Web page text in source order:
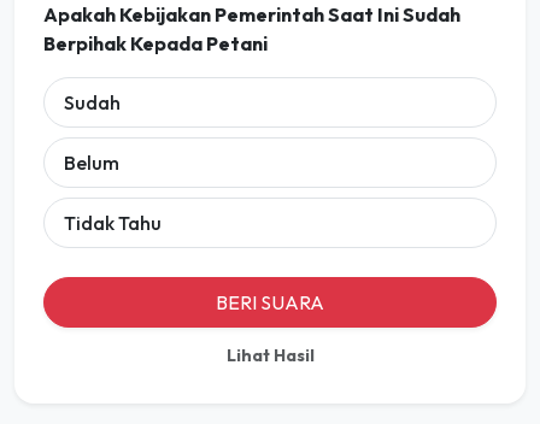
Apakah Kebijakan Pemerintah Saat Ini Sudah
Berpihak Kepada Petani
Sudah
Belum
Tidak Tahu
BERI SUARA
Lihat Hasil